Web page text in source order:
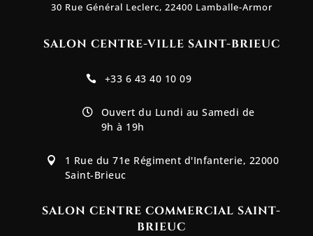
30 Rue Général Leclerc, 22400 Lamballe-Armor
SALON CENTRE-VILLE SAINT-BRIEUC
 +33 6 43 40 10 09

Ouvert du Lundi au Samedi de
9h à 19h

1 Rue du 71e Régiment d'Infanterie, 22000
Saint-Brieuc
SALON CENTRE COMMERCIAL SAINT-
BRIEUC